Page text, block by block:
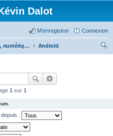
Dalot
Connexion
M’enregistrer
Jeux videos, numérique, smartphone....
Android
1 sur 1
: